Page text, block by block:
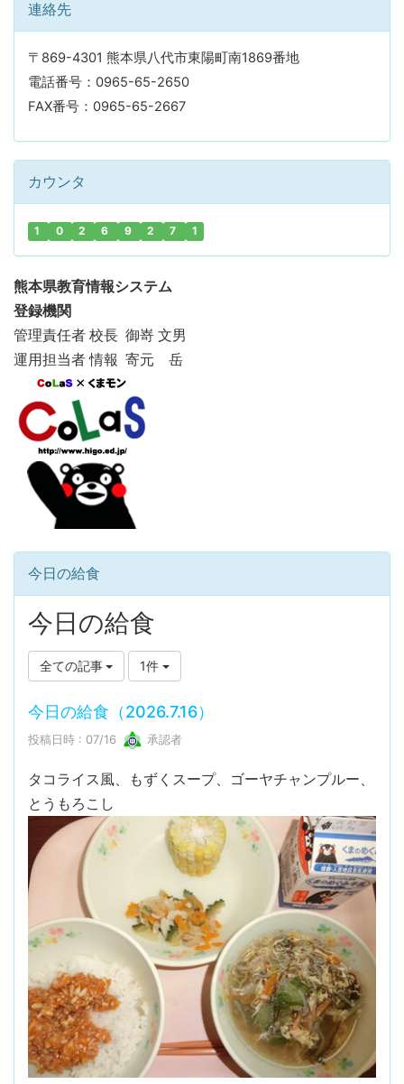
連絡先
〒869-4301 熊本県八代市東陽町南1869番地
電話番号：0965-65-2650
FAX番号：0965-65-2667
カウンタ
1 0 2 6 9 2 7 1
熊本県教育情報システム
登録機関
管理責任者 校長 御嵜 文男
運用担当者 情報 寄元 岳
今日の給食
今日の給食
全ての記事 1件
今日の給食（2026.7.16）
投稿日時 : 07/16 承認者
タコライス風、もずくスープ、ゴーヤチャンプルー、
とうもろこし